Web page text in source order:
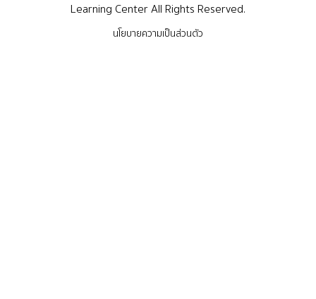
Learning Center All Rights Reserved.
นโยบายความเป็นส่วนตัว